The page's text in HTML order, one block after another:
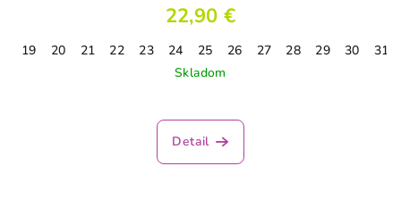
22,90 €
19 20 21 22 23 24 25 26 27 28 29 30
31
Skladom
Detail